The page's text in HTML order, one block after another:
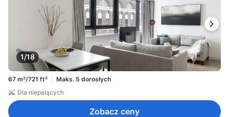
1/18
67 m²/721 ft²
Maks. 5 dorosłych
Dla niepalących
Zobacz ceny